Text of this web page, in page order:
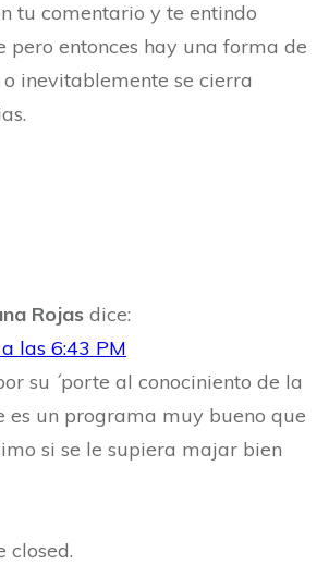
tu comentario y te entindo
pero entonces hay una forma de
inevitablemente se cierra
Rojas dice:
las 6:43 PM
su ´porte al conociniento de la
es un programa muy bueno que
si se le supiera majar bien
closed.